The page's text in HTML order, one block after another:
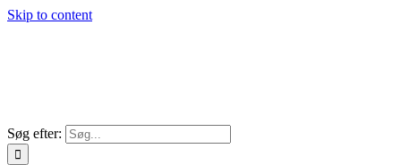
Skip to content
Søg efter: